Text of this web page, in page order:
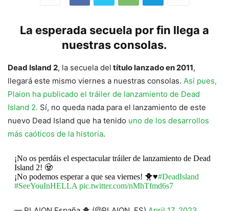
La esperada secuela por fin llega a
nuestras consolas.
Dead Island 2, la secuela del título lanzado en 2011,
llegará este mismo viernes a nuestras consolas. Así pues,
Plaion ha publicado el tráiler de lanzamiento de Dead
Island 2. Sí, no queda nada para el lanzamiento de este
nuevo Dead Island que ha tenido uno de los desarrollos
más caóticos de la historia.
¡No os perdáis el espectacular tráiler de lanzamiento de Dead
Island 2! 🧟
¡No podemos esperar a que sea viernes! 🐥♥️#DeadIsland
#SeeYouInHELLA pic.twitter.com/nMhTfmd6s7